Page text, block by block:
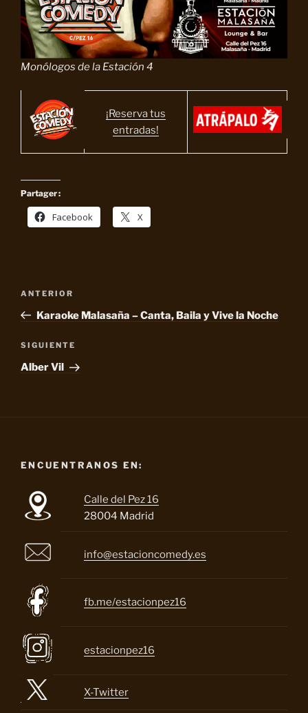
Monólogos de la Estación 4
¡Reserva tus
entradas!
Partager :
Facebook X
entradas
Entrada
anterior:
ANTERIOR
Karaoke Malasaña – Canta, Baila y Vive la Noche
Siguiente
entrada
SIGUIENTE
Alber Vil
ENCUENTRANOS EN:
Calle del Pez 16
28004 Madrid
info@estacioncomedy.es
fb.me/estacionpez16
estacionpez16
X-Twitter